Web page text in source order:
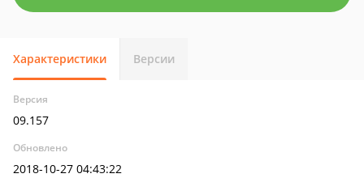
Характеристики Версии
Версия
09.157
Обновлено
2018-10-27 04:43:22